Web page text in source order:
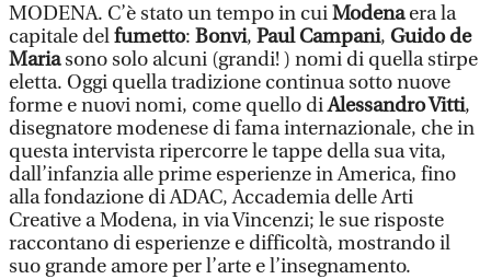
MODENA. C’è stato un tempo in cuiModenaera la
capitale delfumetto: Bonvi, Paul Campani, Guido de
Mariasono solo alcuni (grandi! ) nomi di quella stirpe
eletta. Oggi quella tradizione continua sotto nuove
forme e nuovi nomi, come quello diAlessandro Vitti,
disegnatore modenese di fama internazionale, che in
questa intervista ripercorre le tappe della sua vita,
dall’infanzia alle prime esperienze in America, fino
alla fondazione di ADAC, Accademia delle Arti
Creative a Modena, in via Vincenzi; le sue risposte
raccontano di esperienze e difficoltà, mostrando il
suo grande amore per l’arte e l’insegnamento.